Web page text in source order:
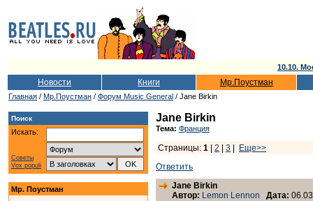
10.10.
Новости Книги Мр.Поустман
Главная / Мр.Поустман / Форум Music General / Jane Birkin
Поиск
Искать:
Советы
Vox populi
Мр. Поустман
Jane Birkin
Тема: Франция
Страницы: 1 2 3
Еще>>
Ответить
Jane Birkin
Автор: Lemon Lennon Дата: